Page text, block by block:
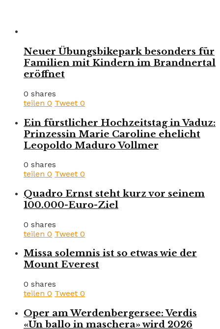
Neuer Übungsbikepark besonders für
Familien mit Kindern im Brandnertal
eröffnet
0 shares
teilen 0 Tweet 0
Ein fürstlicher Hochzeitstag in Vaduz:
Prinzessin Marie Caroline ehelicht
Leopoldo Maduro Vollmer
0 shares
teilen 0 Tweet 0
Quadro Ernst steht kurz vor seinem
100.000-Euro-Ziel
0 shares
teilen 0 Tweet 0
Missa solemnis ist so etwas wie der
Mount Everest
0 shares
teilen 0 Tweet 0
Oper am Werdenbergersee: Verdis
«Un ballo in maschera» wird 2026